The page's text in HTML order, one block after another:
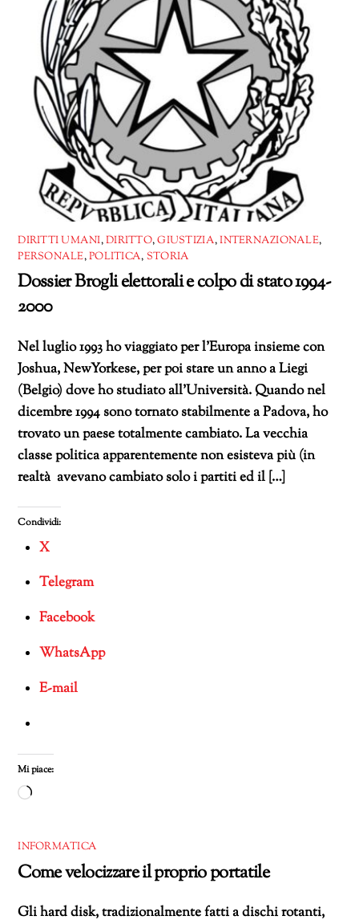
DIRITTI UMANI,DIRITTO,GIUSTIZIA,INTERNAZIONALE,
PERSONALE,POLITICA, STORIA
Dossier Brogli elettorali e colpo di stato 1994-
2000
Nel luglio 1993 ho viaggiato per l’Europa insieme con
Joshua, NewYorkese, per poi stare un anno a Liegi
(Belgio) dove ho studiato all’Università. Quando nel
dicembre 1994 sono tornato stabilmente a Padova, ho
trovato un paese totalmente cambiato. La vecchia
classe politica apparentemente non esisteva più (in
realtà avevano cambiato solo i partiti ed il […]
Condividi:
X
Telegram
Facebook
WhatsApp
E-mail
Mi piace:
Caricamento
corso…
INFORMATICA
Come velocizzare il proprio portatile
Gli hard disk, tradizionalmente fatti a dischi rotanti,